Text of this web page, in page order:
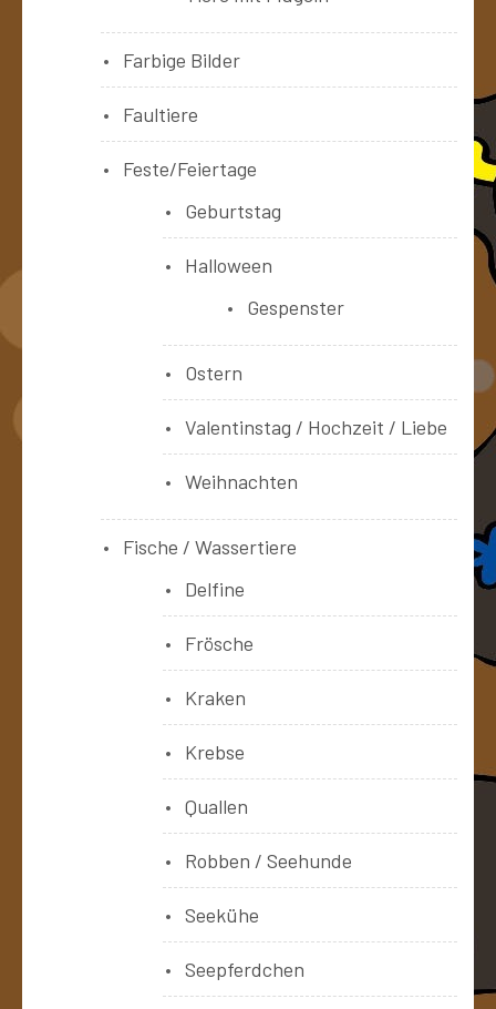
Farbige Bilder
Faultiere
Feste/Feiertage
Geburtstag
Halloween
Gespenster
Ostern
Valentinstag / Hochzeit / Liebe
Weihnachten
Fische / Wassertiere
Delfine
Frösche
Kraken
Krebse
Quallen
Robben / Seehunde
Seekühe
Seepferdchen